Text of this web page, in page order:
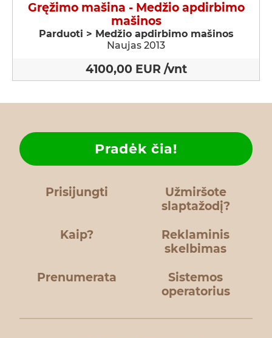
Gręžimo mašina - Medžio apdirbimo
mašinos
Parduoti > Medžio apdirbimo mašinos
Naujas 2013
4100,00 EUR /vnt
Prisijungti
Užmiršote
slaptažodį?
Kaip?
Pradėk čia!
Reklaminis
skelbimas
Prenumerata
Sistemos
operatorius